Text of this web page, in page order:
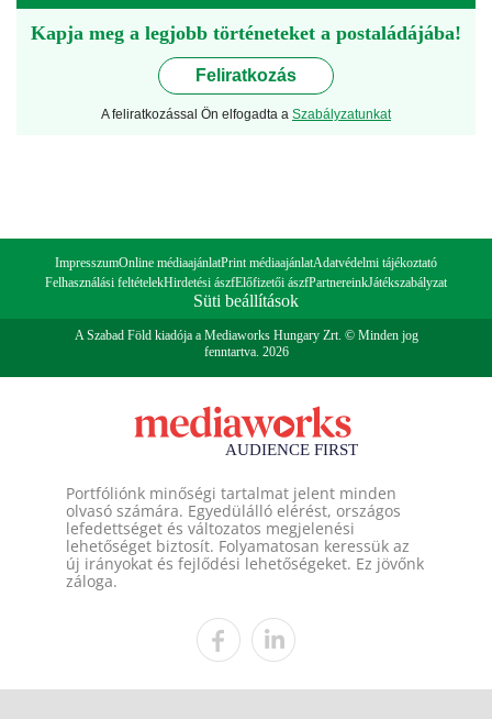
Kapja meg a legjobb történeteket a postaládájába!
Feliratkozás
A feliratkozással Ön elfogadta a Szabályzatunkat
ImpresszumOnline médiaajánlatPrint médiaajánlatAdatvédelmi tájékoztató
Felhasználási feltételekHirdetési ászfElőfizetői ászfPartnereinkJátékszabályzat
Süti beállítások
A Szabad Föld kiadója a Mediaworks Hungary Zrt. © Minden jog
fenntartva. 2026
Portfóliónk minőségi tartalmat jelent minden
olvasó számára. Egyedülálló elérést, országos
lefedettséget és változatos megjelenési
lehetőséget biztosít. Folyamatosan keressük az
új irányokat és fejlődési lehetőségeket. Ez jövőnk
záloga.